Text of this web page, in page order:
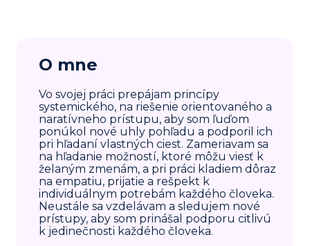
O mne
Vo svojej práci prepájam princípy
systemického, na riešenie orientovaného a
naratívneho prístupu, aby som ľuďom
ponúkol nové uhly pohľadu a podporil ich
pri hľadaní vlastných ciest. Zameriavam sa
na hľadanie možností, ktoré môžu viesť k
želaným zmenám, a pri práci kladiem dôraz
na empatiu, prijatie a rešpekt k
individuálnym potrebám každého človeka.
Neustále sa vzdelávam a sledujem nové
prístupy, aby som prinášal podporu citlivú
k jedinečnosti každého človeka.